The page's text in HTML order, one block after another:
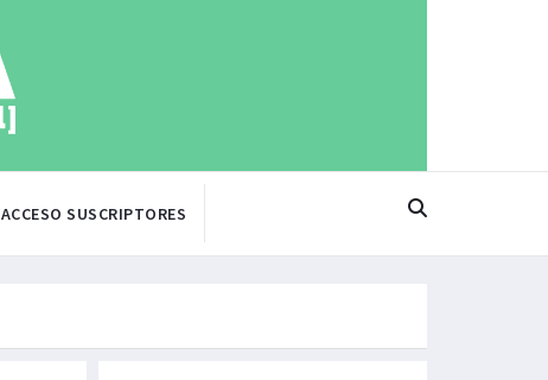
ACCESO SUSCRIPTORES